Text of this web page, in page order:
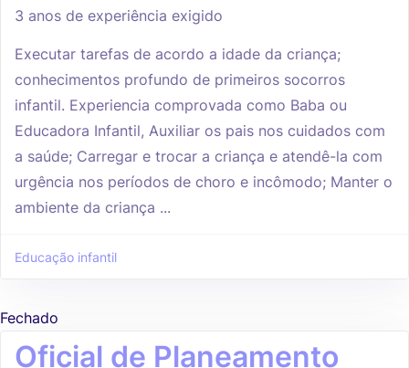
3 anos de experiência exigido
Executar tarefas de acordo a idade da criança;
conhecimentos profundo de primeiros socorros
infantil. Experiencia comprovada como Baba ou
Educadora Infantil, Auxiliar os pais nos cuidados com
a saúde; Carregar e trocar a criança e atendê-la com
urgência nos períodos de choro e incômodo; Manter o
ambiente da criança ...
Educação infantil
Fechado
Oficial de Planeamento